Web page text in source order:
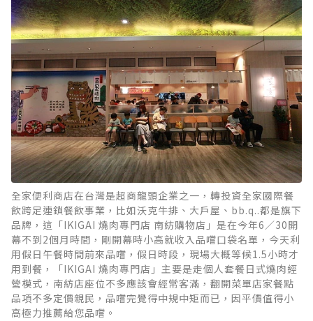
全家便利商店在台灣是超商龍頭企業之一，轉投資全家國際餐
飲跨足連鎖餐飲事業，比如沃克牛排、大戶屋、bb.q..都是旗下
品牌，這「IKIGAI 燒肉專門店 南紡購物店」是在今年6／30開
幕不到2個月時間，剛開幕時小高就收入品嚐口袋名單，今天利
用假日午餐時間前來品嚐，假日時段，現場大概等候1.5小時才
用到餐，「IKIGAI 燒肉專門店」主要是走個人套餐日式燒肉經
營模式，南紡店座位不多應該會經常客滿，翻開菜單店家餐點
品項不多定價親民，品嚐完覺得中規中矩而已，因平價值得小
高極力推薦給您品嚐。